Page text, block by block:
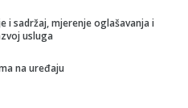
i sadržaj, mjerenje oglašavanja i
usluga
na uređaju